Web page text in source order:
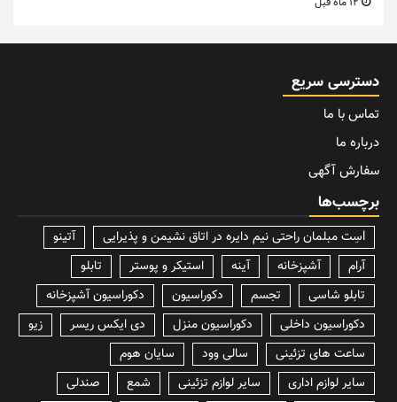
دسترسی سریع
تماس با ما
درباره ما
سفارش آگهی
برچسب‌ها
lسِت مبلمان راحتی نیم دایره در اتاق نشیمن و پذیرایی
آتینو
آرام
آشپزخانه آینه استیکر و پوستر
تابلو
تابلو شاسی
تجسم دکوراسیون
دکوراسیون آشپزخانه
دکوراسیون داخلی
دکوراسیون منزل دی ایکس ریسر
زیو
ساعت های تزئینی
سالی وود
سایان هوم
سایر لوازم اداری
سایر لوازم تزئینی شمع
صندلی